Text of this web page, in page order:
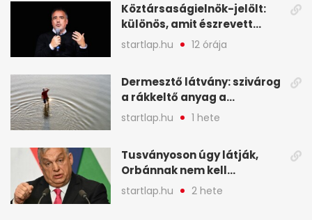
Köztársaságielnök-jelölt:
különös, amit észrevett
Török Gábor - A hét
legfontosabb hírei
startlap.hu 12 órája
Dermesztő látvány: szivárog
a rákkeltő anyag a
kiszáradó Dunába
Budapesten - A hét
képekben
startlap.hu 1 hete
Tusványoson úgy látják,
Orbánnak nem kell
változtatnia - A hét
legfontosabb hírei
startlap.hu 2 hete